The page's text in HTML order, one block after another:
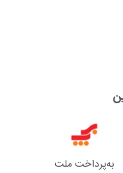
به‌پرداخت ملت